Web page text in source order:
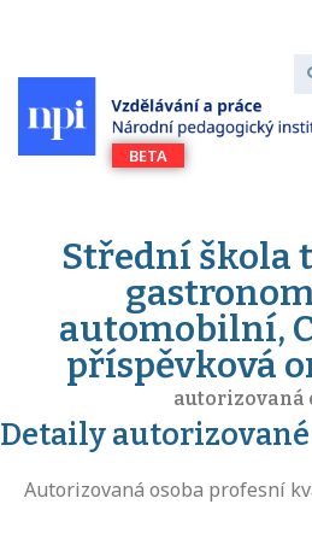
Střední škola
automobilní,
příspěvková
autorizovaná
Detaily
Autorizovaná osoba profesní